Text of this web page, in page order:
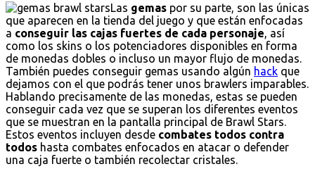
Las gemas por su parte, son las únicas
que aparecen en la tienda del juego y que están enfocadas
a conseguir las cajas fuertes de cada personaje , así
como los skins o los potenciadores disponibles en forma
de monedas dobles o incluso un mayor flujo de monedas.
También puedes conseguir gemas usando algún hack que
dejamos con el que podrás tener unos brawlers imparables.
Hablando precisamente de las monedas, estas se pueden
conseguir cada vez que se superan los diferentes eventos
que se muestran en la pantalla principal de Brawl Stars.
Estos eventos incluyen desde combates todos contra
todos hasta combates enfocados en atacar o defender
una caja fuerte o también recolectar cristales.